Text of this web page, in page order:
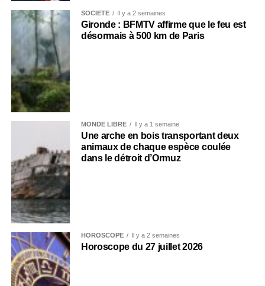
SOCIÉTÉ Il y a 2 semaines
Gironde : BFMTV affirme que le feu est
désormais à 500 km de Paris
MONDE LIBRE Il y a 1 semaine
Une arche en bois transportant deux
animaux de chaque espèce coulée
dans le détroit d’Ormuz
HOROSCOPE Il y a 2 semaines
Horoscope du 27 juillet 2026